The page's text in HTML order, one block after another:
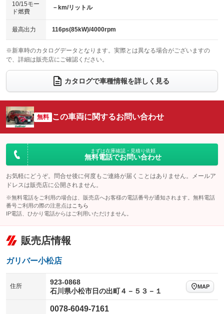
ベンチシート
：装備なし
チップアップシート
：装備なし
：装備なし ：装備なし
ウォークスルー
：装備なし
電動リアゲート フロントカメラ
：装備あり
：装備なし ：装備あり
サイドカメラ
：装備あり ルーフレール
：装備なし
：装備なし
：装備なし
10/15モー
ド燃費
－km/リットル
最高出力 116ps(85kW)/4000rpm
※新車時のカタログデータとなります。実際とは異なる場合がございますの
で、詳細は販売店にご確認ください。
カタログで車種情報を詳しく見る
無料 この車両に関するお問い合わせ
まずは在庫確認・見積り依頼
無料電話でお問い合わせ
お気軽にどうぞ。問合せ後に何度もご連絡が届くことはありません。メールア
ドレスは販売店に公開されません。
※無料電話をご利用の場合は、販売店へお客様の電話番号が通知されます。無料電話
番号ご利用の際の注意点は こちら
IP電話、ひかり電話からはご利用いただけません。
販売店情報
ガリバー小松店
住所
923-0868
石川県小松市日の出町４－５３－１
MAP
0078-6049-7161